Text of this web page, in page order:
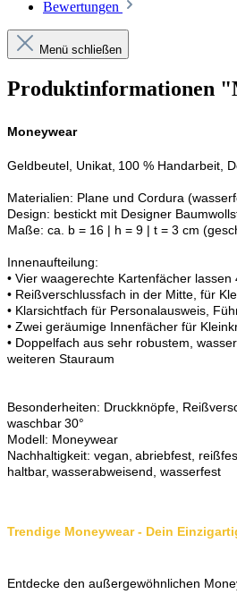
Bewertungen
Menü schließen
Produktinformationen
Moneywear
Geldbeutel, Unikat, 100 % Handarbeit,
Materialien: Plane und Cordura
Design: bestickt mit Designer
Maße: ca. b = 16 | h = 9 | t = 3 cm
Innenaufteilung:
• Vier waagerechte Kartenfächer
• Reißverschlussfach in der Mitte, für
• Klarsichtfach für Personalausweis,
• Zwei geräumige Innenfächer für
• Doppelfach aus sehr robustem,
weiteren Stauraum
Besonderheiten: Druckknöpfe,
waschbar 30°
Modell: Moneywear
Nachhaltigkeit: vegan, abriebfest,
haltbar, wasserabweisend, wasserfest
Trendige Moneywear - Dein
Entdecke den außergewöhnlichen